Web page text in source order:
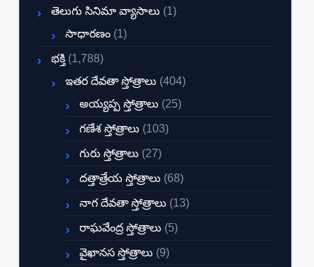
తెలుగు సినిమా వ్యాసాలు (1)
సాధారణం (1)
భక్తి (1,788)
ఇతర దేవతా స్తోత్రాలు (404)
అయ్యప్ప స్తోత్రాలు (25)
గణేశ స్తోత్రాలు (103)
గురు స్తోత్రాలు (27)
దత్తాత్రేయ స్తోత్రాలు (68)
నాగ దేవతా స్తోత్రాలు (13)
రాఘవేంద్ర స్తోత్రాలు (5)
వైఖానస స్తోత్రాలు (9)